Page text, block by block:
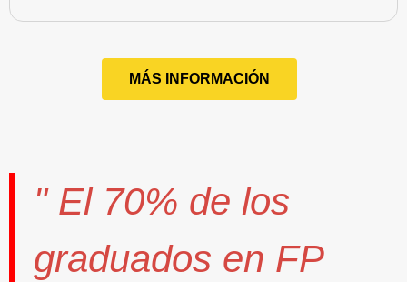
MÁS INFORMACIÓN
" El 70% de los
graduados en FP